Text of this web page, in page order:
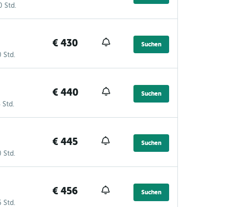
Std.
Std.
€ 430 Suchen
Std.
€ 440 Suchen
Std.
€ 445 Suchen
Std.
€ 456 Suchen